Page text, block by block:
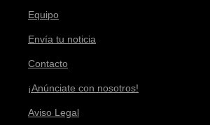
Equipo
Envía tu noticia
Contacto
¡Anúnciate con nosotros!
Aviso Legal